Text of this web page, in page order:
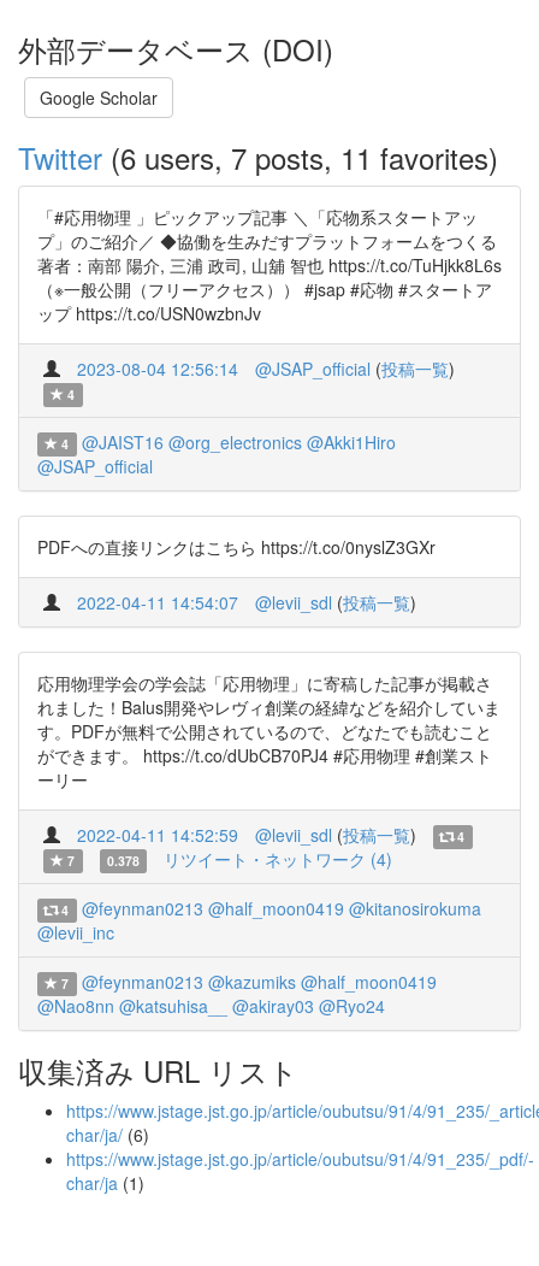
外部データベース (DOI)
Google Scholar
Twitter (6 users, 7 posts, 11 favorites)
「#応用物理 」ピックアップ記事 ＼「応物系スタートアッ
プ」のご紹介／ ◆協働を生みだすプラットフォームをつくる
著者：南部 陽介, 三浦 政司, 山舖 智也 https://t.co/TuHjkk8L6s
（※一般公開（フリーアクセス）） #jsap #応物 #スタートア
ップ https://t.co/USN0wzbnJv
2023-08-04 12:56:14 @JSAP_official (投稿一覧)
4
4 @JAIST16 @org_electronics @Akki1Hiro
@JSAP_official
PDFへの直接リンクはこちら https://t.co/0nyslZ3GXr
2022-04-11 14:54:07 @levii_sdl (投稿一覧)
応用物理学会の学会誌「応用物理」に寄稿した記事が掲載さ
れました！Balus開発やレヴィ創業の経緯などを紹介していま
す。PDFが無料で公開されているので、どなたでも読むこと
ができます。 https://t.co/dUbCB70PJ4 #応用物理 #創業スト
ーリー
2022-04-11 14:52:59 @levii_sdl (投稿一覧)
4
7
0.378 リツイート・ネットワーク (4)
4 @feynman0213 @half_moon0419 @kitanosirokuma
@levii_inc
7 @feynman0213 @kazumiks @half_moon0419
@Nao8nn @katsuhisa__ @akiray03 @Ryo24
収集済み URL リスト
https://www.jstage.jst.go.jp/article/oubutsu/91/4/91_235/
char/ja/ (6)
https://www.jstage.jst.go.jp/article/oubutsu/91/4/91_235/_pdf/-
char/ja (1)